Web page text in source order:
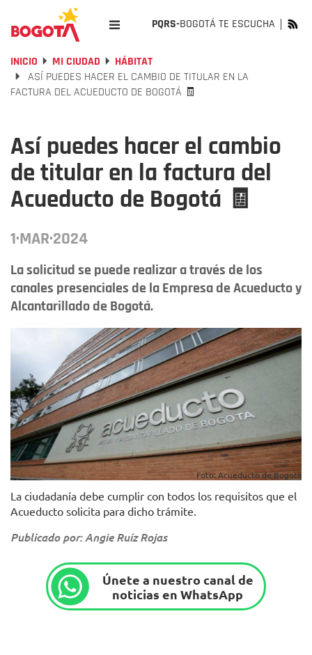
PQRS-BOGOTÁ TE ESCUCHA
INICIO MI CIUDAD
HÁBITAT
ASÍ PUEDES HACER EL CAMBIO DE TITULAR EN LA
FACTURA DEL ACUEDUCTO DE BOGOTÁ 🧾
Así puedes hacer el cambio
de titular en la factura del
Acueducto de Bogotá 🧾
1·MAR·2024
La solicitud se puede realizar a través de los
canales presenciales de la Empresa de Acueducto y
Alcantarillado de Bogotá.
Foto: Acueducto de Bogotá
La ciudadanía debe cumplir con todos los requisitos que el
Acueducto solicita para dicho trámite.
Publicado por: Angie Ruíz Rojas
Únete a nuestro canal de
noticias en WhatsApp